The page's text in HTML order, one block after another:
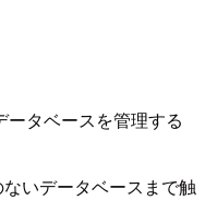
タベースを管理する
いデータベースまで触